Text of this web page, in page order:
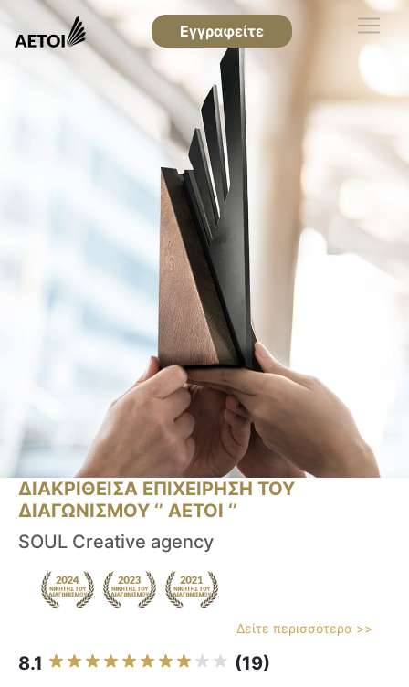
Εγγραφείτε
ΔΙΑΚΡΙΘΕΙΣΑ ΕΠΙΧΕΙΡΗΣΗ ΤΟΥ
ΔΙΑΓΩΝΙΣΜΟΥ ‘’ ΑΕΤΟΙ ‘’
SOUL Creative agency
Δείτε περισσότερα >>
8.1 (19)